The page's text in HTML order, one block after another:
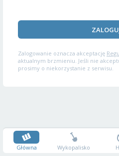
Zalogowanie oznacza akceptację
aktualnym brzmieniu. Jeśli nie
prosimy o niekorzystanie z serwisu.
Główna Wykopalisko